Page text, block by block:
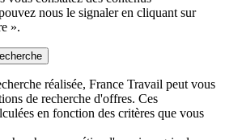
nous le signaler en cliquant sur
».
réalisée, France Travail peut vous
de recherche d'offres. Ces
en fonction des critères que vous